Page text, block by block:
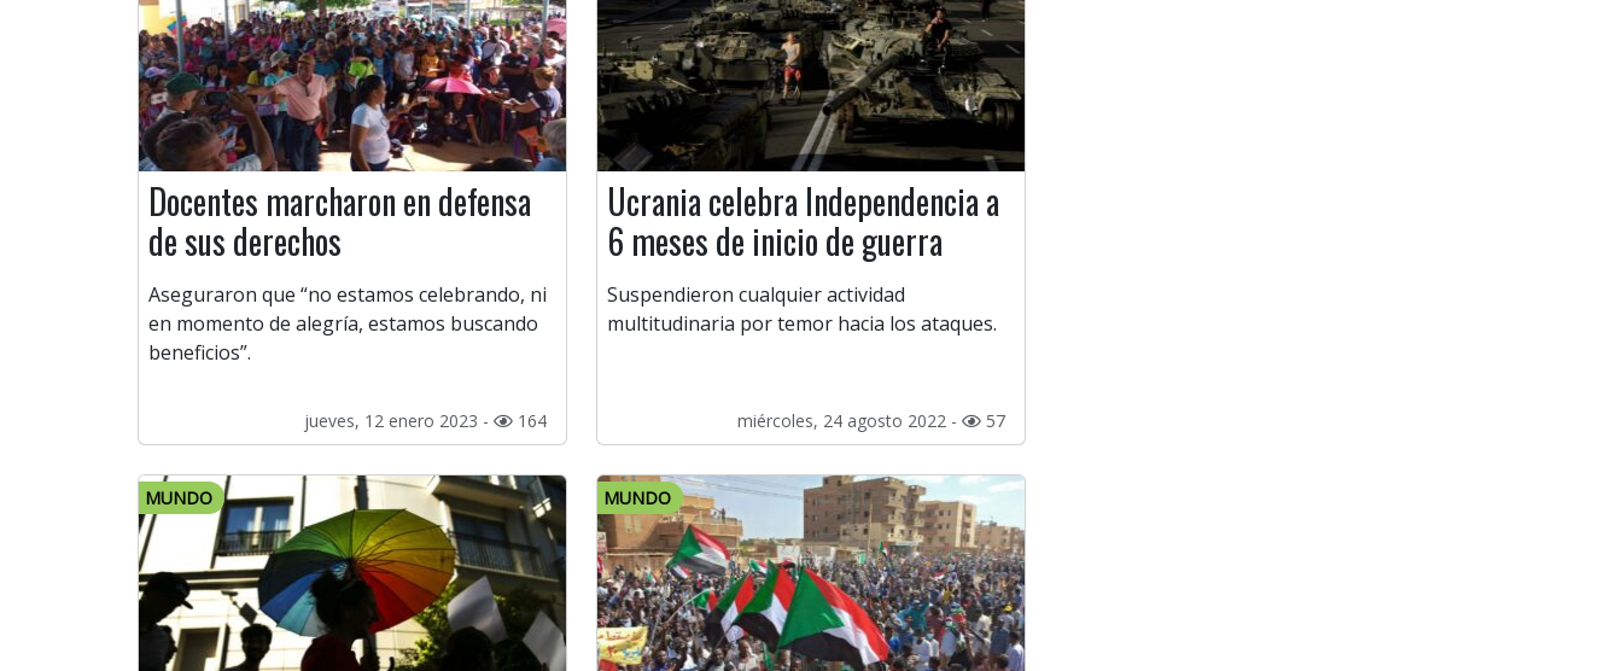
Docentes marcharon en defensa
de sus derechos
Aseguraron que “no estamos celebrando, ni
en momento de alegría, estamos buscando
beneficios”.
jueves, 12 enero 2023 - 164
Ucrania celebra Independencia a
6 meses de inicio de guerra
Suspendieron cualquier actividad
multitudinaria por temor hacia los ataques.
miércoles, 24 agosto 2022 - 57
MUNDO MUNDO